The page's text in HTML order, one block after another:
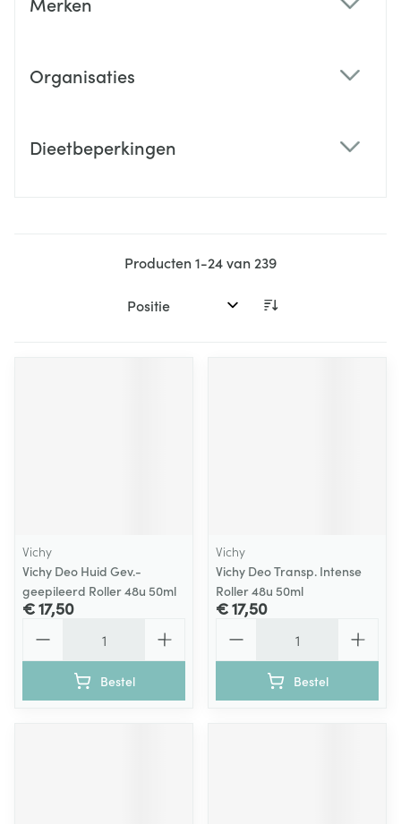
Organisaties
Dieetbeperkingen
Producten1-24van 239
Sorteer op:
Vichy
Vichy Deo Huid Gev.-
geepileerd Roller 48u 50ml
€ 17,50
Bestel
Vichy
Vichy Deo Transp. Intense
Roller 48u 50ml
€ 17,50
Bestel